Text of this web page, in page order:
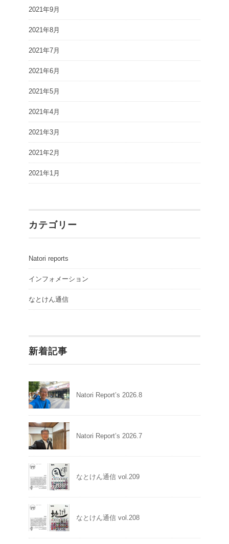
2021年9月
2021年8月
2021年7月
2021年6月
2021年5月
2021年4月
2021年3月
2021年2月
2021年1月
カテゴリー
Natori reports
インフォメーション
なとけん通信
新着記事
Natori Report’s 2026.8
Natori Report’s 2026.7
なとけん通信 vol.209
なとけん通信 vol.208